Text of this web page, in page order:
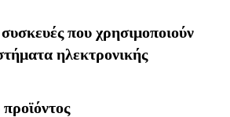
που χρησιμοποιούν
ηλεκτρονικής